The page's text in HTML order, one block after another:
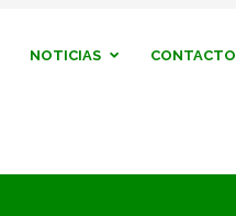
NOTICIAS CONTACTO